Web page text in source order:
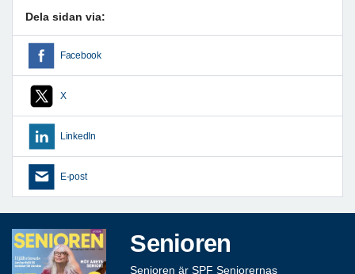
Dela sidan via:
Facebook
X
LinkedIn
E-post
Senioren
Senioren är SPF Seniorernas